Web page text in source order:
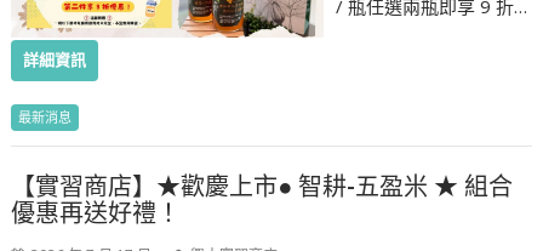
/ 瓶任選兩瓶即享 9 折…
詳細資訊
最新消息
【實習商店】★歡慶上市● 智耕-五盈米 ★ 組合
優惠再送好禮！